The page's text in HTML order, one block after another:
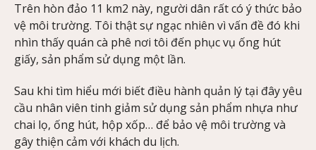
Trên hòn đảo 11 km2 này, người dân rất có ý thức bảo
vệ môi trường. Tôi thật sự ngạc nhiên vì vấn đề đó khi
nhìn thấy quán cà phê nơi tôi đến phục vụ ống hút
giấy, sản phẩm sử dụng một lần.
Sau khi tìm hiểu mới biết điều hành quản lý tại đây yêu
cầu nhân viên tinh giảm sử dụng sản phẩm nhựa như
chai lọ, ống hút, hộp xốp… để bảo vệ môi trường và
gây thiện cảm với khách du lịch.